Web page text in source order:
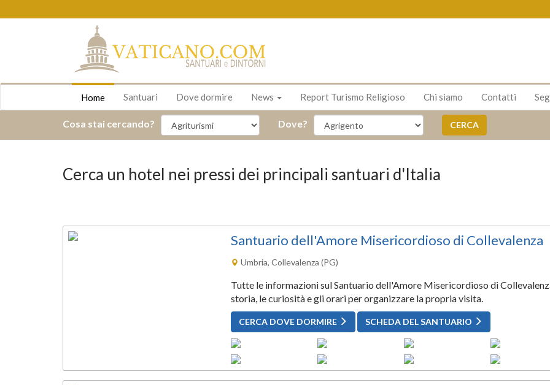
Home Santuari Dove dormire News Report Turismo Religioso Chi siamo Contatti
Cosa stai cercando? Dove? CERCA
Cerca un hotel nei pressi dei principali santuari d'Italia
Santuario dell'Amore Misericordioso di Collevalenza
Umbria, Collevalenza (PG)
Tutte le informazioni sul Santuario dell'Amore Misericordioso di
storia, le curiosità e gli orari per organizzare la propria visita.
CERCA DOVE DORMIRE SCHEDA DEL SANTUARIO